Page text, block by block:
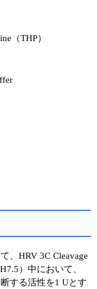
（THP）
、HRV 3C Cleavage
）中において、
する活性を1 Uとす